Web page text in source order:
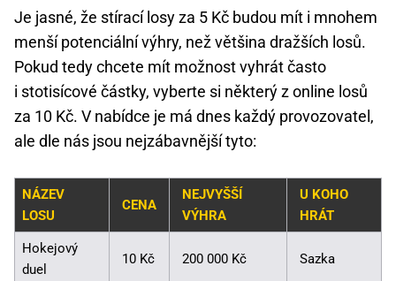
Je jasné, že stírací losy za 5 Kč budou mít i mnohem
menší potenciální výhry, než většina dražších losů.
Pokud tedy chcete mít možnost vyhrát často
i stotisícové částky, vyberte si některý z online losů
za 10 Kč. V nabídce je má dnes každý provozovatel,
ale dle nás jsou nejzábavnější tyto:
NÁZEV
LOSU
CENA
NEJVYŠŠÍ
VÝHRA
U KOHO
HRÁT
Hokejový
duel
10 Kč 200 000 Kč Sazka